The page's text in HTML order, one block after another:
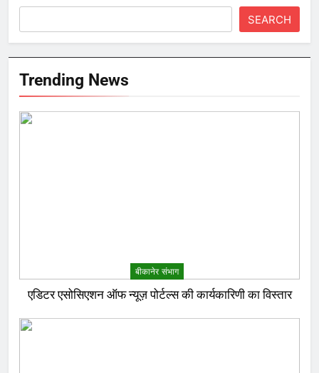
SEARCH
Trending News
बीकानेर संभाग
एडिटर एसोसिएशन ऑफ न्यूज़ पोर्टल्स की कार्यकारिणी का विस्तार